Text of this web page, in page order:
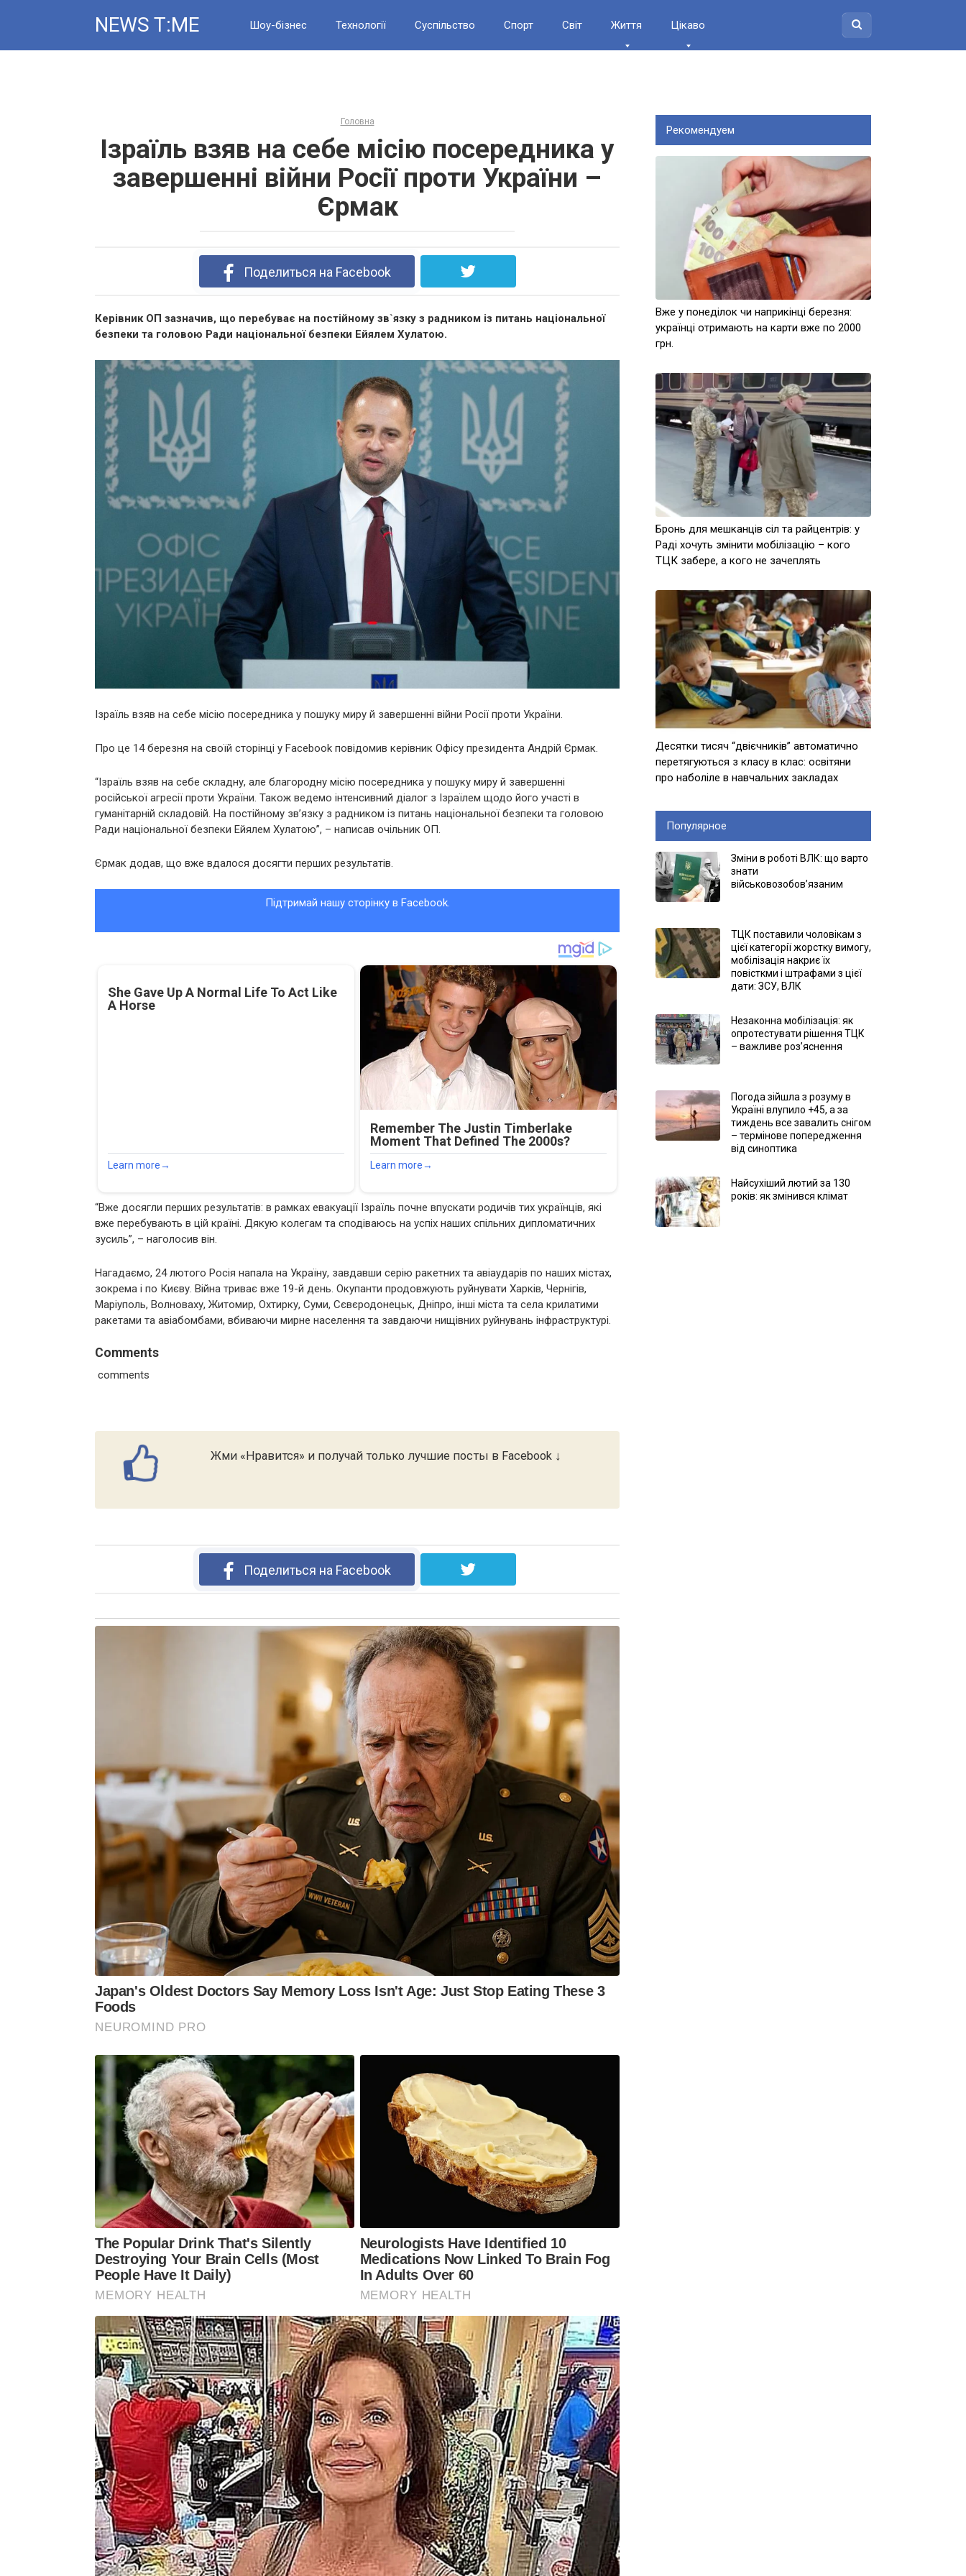
NEWS T:ME Шоу-бізнес Технології Суспільство Спорт Світ Життя Цікаво
Головна
Ізраїль взяв на себе місію посередника у
завершенні війни Росії проти України –
Єрмак
Поделиться на Facebook
Керівник ОП зазначив, що перебуває на постійному зв`язку з радником із питань національної
безпеки та головою Ради національної безпеки Ейялем Хулатою.
Ізраїль взяв на себе місію посередника у пошуку миру й завершенні війни Росії проти України.
Про це 14 березня на своїй сторінці у Facebook повідомив керівник Офісу президента Андрій Єрмак.
“Ізраїль взяв на себе складну, але благородну місію посередника у пошуку миру й завершенні
російської агресії проти України. Також ведемо інтенсивний діалог з Ізраїлем щодо його участі в
гуманітарній складовій. На постійному зв’язку з радником із питань національної безпеки та головою
Ради національної безпеки Ейялем Хулатою”, – написав очільник ОП.
Єрмак додав, що вже вдалося досягти перших результатів.
Підтримай нашу сторінку в Facebook.
“Вже досягли перших результатів: в рамках евакуації Ізраїль почне впускати родичів тих українців, які
вже перебувають в цій країні. Дякую колегам та сподіваюсь на успіх наших спільних дипломатичних
зусиль”, – наголосив він.
Нагадаємо, 24 лютого Росія напала на Україну, завдавши серію ракетних та авіаударів по наших містах,
зокрема і по Києву. Війна триває вже 19-й день. Окупанти продовжують руйнувати Харків, Чернігів,
Маріуполь, Волноваху, Житомир, Охтирку, Суми, Сєвєродонецьк, Дніпро, інші міста та села крилатими
ракетами та авіабомбами, вбиваючи мирне населення та завдаючи нищівних руйнувань інфраструктурі.
Comments
comments
Жми «Нравится» и получай только лучшие посты в Facebook ↓
Поделиться на Facebook
Рекомендуем
Вже у понеділок чи наприкінці березня:
українці отримають на карти вже по 2000
грн.
Бронь для мешканців сіл та райцентрів: у
Раді хочуть змінити мобілізацію – кого
ТЦК забере, а кого не зачеплять
Десятки тисяч “двієчників” автоматично
перетягуються з класу в клас: освітяни
про наболіле в навчальних закладах
Популярное
Зміни в роботі ВЛК: що варто
знати
військовозобов’язаним
ТЦК поставили чоловікам з
цієї категорії жорстку вимогу,
мобілізація накриє їх
повісткми і штрафами з цієї
дати: ЗСУ, ВЛК
Незаконна мобілізація: як
опротестувати рішення ТЦК
– важливе роз’яснення
Погода зійшла з розуму в
Україні влупило +45, а за
тиждень все завалить снігом
– термінове попередження
від синоптика
Найсухіший лютий за 130
років: як змінився клімат